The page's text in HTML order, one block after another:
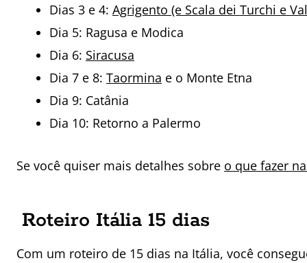
Dias 3 e 4: Agrigento (e Scala dei Turchi e
Dia 5: Ragusa e Modica
Dia 6: Siracusa
Dia 7 e 8: Taormina e o Monte Etna
Dia 9: Catânia
Dia 10: Retorno a Palermo
Se você quiser mais detalhes sobre o que fazer
Roteiro Itália 15 dias
Com um roteiro de 15 dias na Itália, você